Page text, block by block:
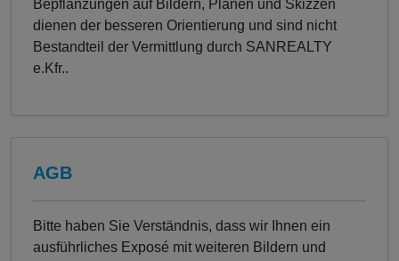
Bepflanzungen auf Bildern, Plänen und Skizzen
dienen der besseren Orientierung und sind nicht
Bestandteil der Vermittlung durch SANREALTY
e.Kfr..
AGB
Bitte haben Sie Verständnis, dass wir Ihnen ein
ausführliches Exposé mit weiteren Bildern und